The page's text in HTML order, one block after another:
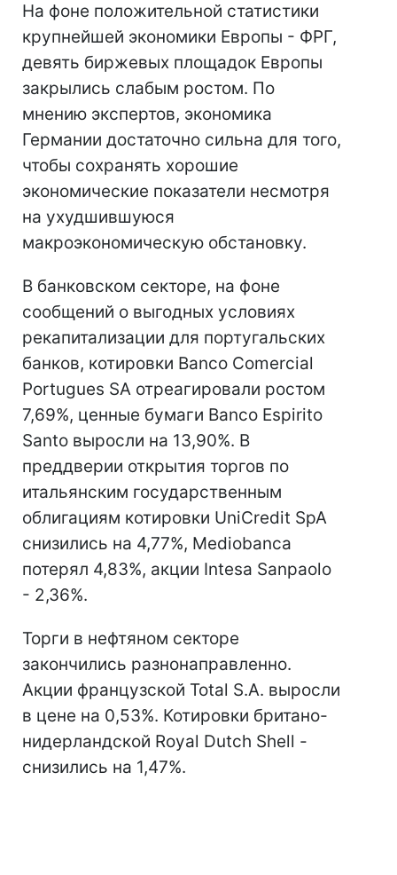
На фоне положительной статистики
крупнейшей экономики Европы - ФРГ,
девять биржевых площадок Европы
закрылись слабым ростом. По
мнению экспертов, экономика
Германии достаточно сильна для того,
чтобы сохранять хорошие
экономические показатели несмотря
на ухудшившуюся
макроэкономическую обстановку.
В банковском секторе, на фоне
сообщений о выгодных условиях
рекапитализации для португальских
банков, котировки Banco Comercial
Portugues SA отреагировали ростом
7,69%, ценные бумаги Banco Espirito
Santo выросли на 13,90%. В
преддверии открытия торгов по
итальянским государственным
облигациям котировки UniCredit SpA
снизились на 4,77%, Mediobanca
потерял 4,83%, акции Intesa Sanpaolo
- 2,36%.
Торги в нефтяном секторе
закончились разнонаправленно.
Акции французской Total S.A. выросли
в цене на 0,53%. Котировки британо-
нидерландской Royal Dutch Shell -
снизились на 1,47%.